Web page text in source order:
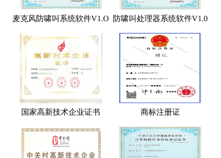
麦克风防啸叫系统软件V1.O 防啸叫处理器系统软件V1.0
国家高新技术企业证书 商标注册证